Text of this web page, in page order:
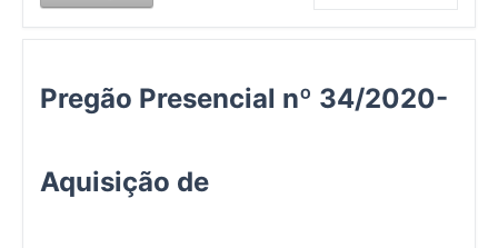
Pregão Presencial nº 34/2020-
Aquisição de